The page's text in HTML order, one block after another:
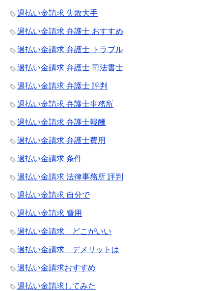
過払い金請求 失敗大手
過払い金請求 弁護士 おすすめ
過払い金請求 弁護士 トラブル
過払い金請求 弁護士 司法書士
過払い金請求 弁護士 評判
過払い金請求 弁護士事務所
過払い金請求 弁護士報酬
過払い金請求 弁護士費用
過払い金請求 条件
過払い金請求 法律事務所 評判
過払い金請求 自分で
過払い金請求 費用
過払い金請求 どこがいい
過払い金請求 デメリットは
過払い金請求おすすめ
過払い金請求してみた